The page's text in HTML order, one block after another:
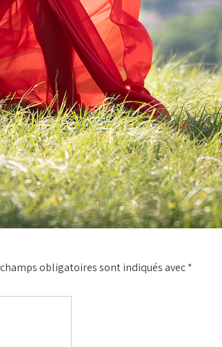
obligatoires sont indiqués avec*